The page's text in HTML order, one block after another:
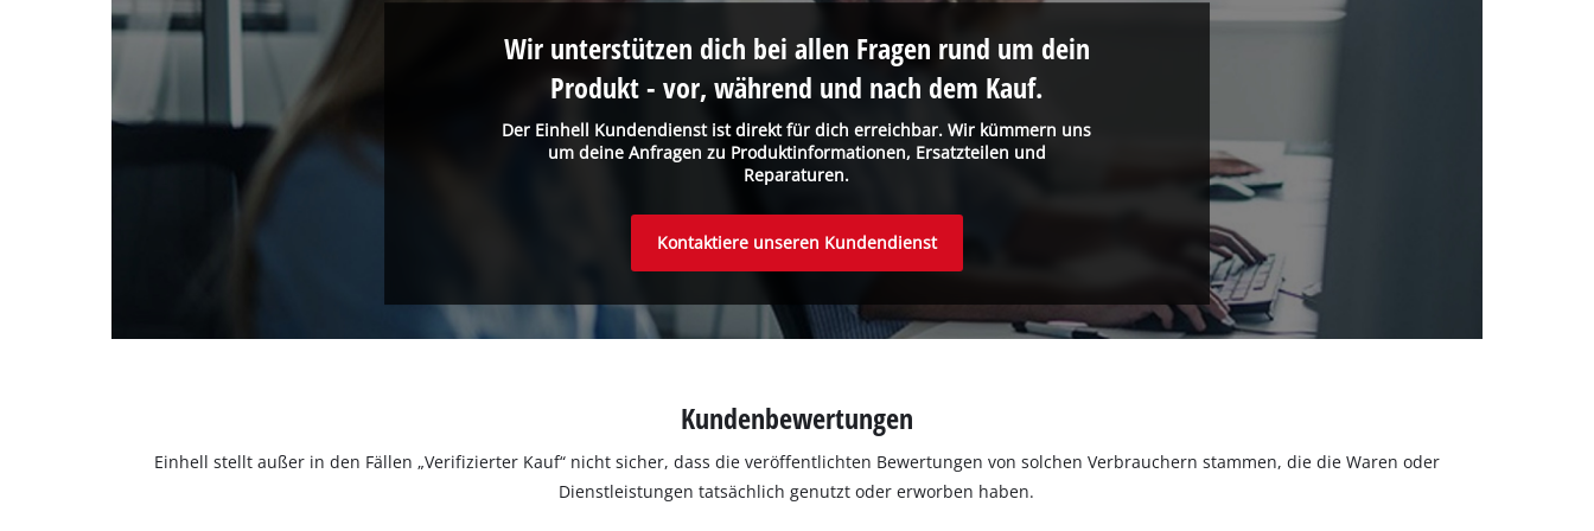
Der Einhell Kundendienst ist direkt für dich erreichbar. Wir kümmern uns
um deine Anfragen zu Produktinformationen, Ersatzteilen und
Reparaturen.
Wir unterstützen dich bei allen Fragen rund um dein
Produkt - vor, während und nach dem Kauf.
Kontaktiere unseren Kundendienst
Kundenbewertungen
Einhell stellt außer in den Fällen „Verifizierter Kauf“ nicht sicher, dass die veröffentlichten Bewertungen von solchen Verbrauchern stammen, die die Waren oder
Dienstleistungen tatsächlich genutzt oder erworben haben.